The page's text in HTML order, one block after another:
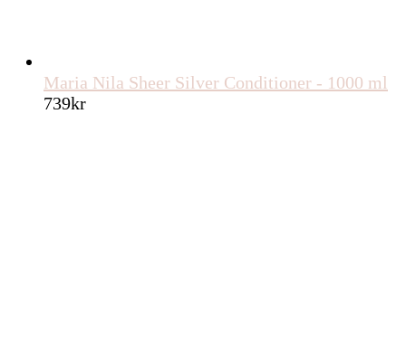
Maria Nila Sheer Silver Conditioner - 1000 ml
739kr